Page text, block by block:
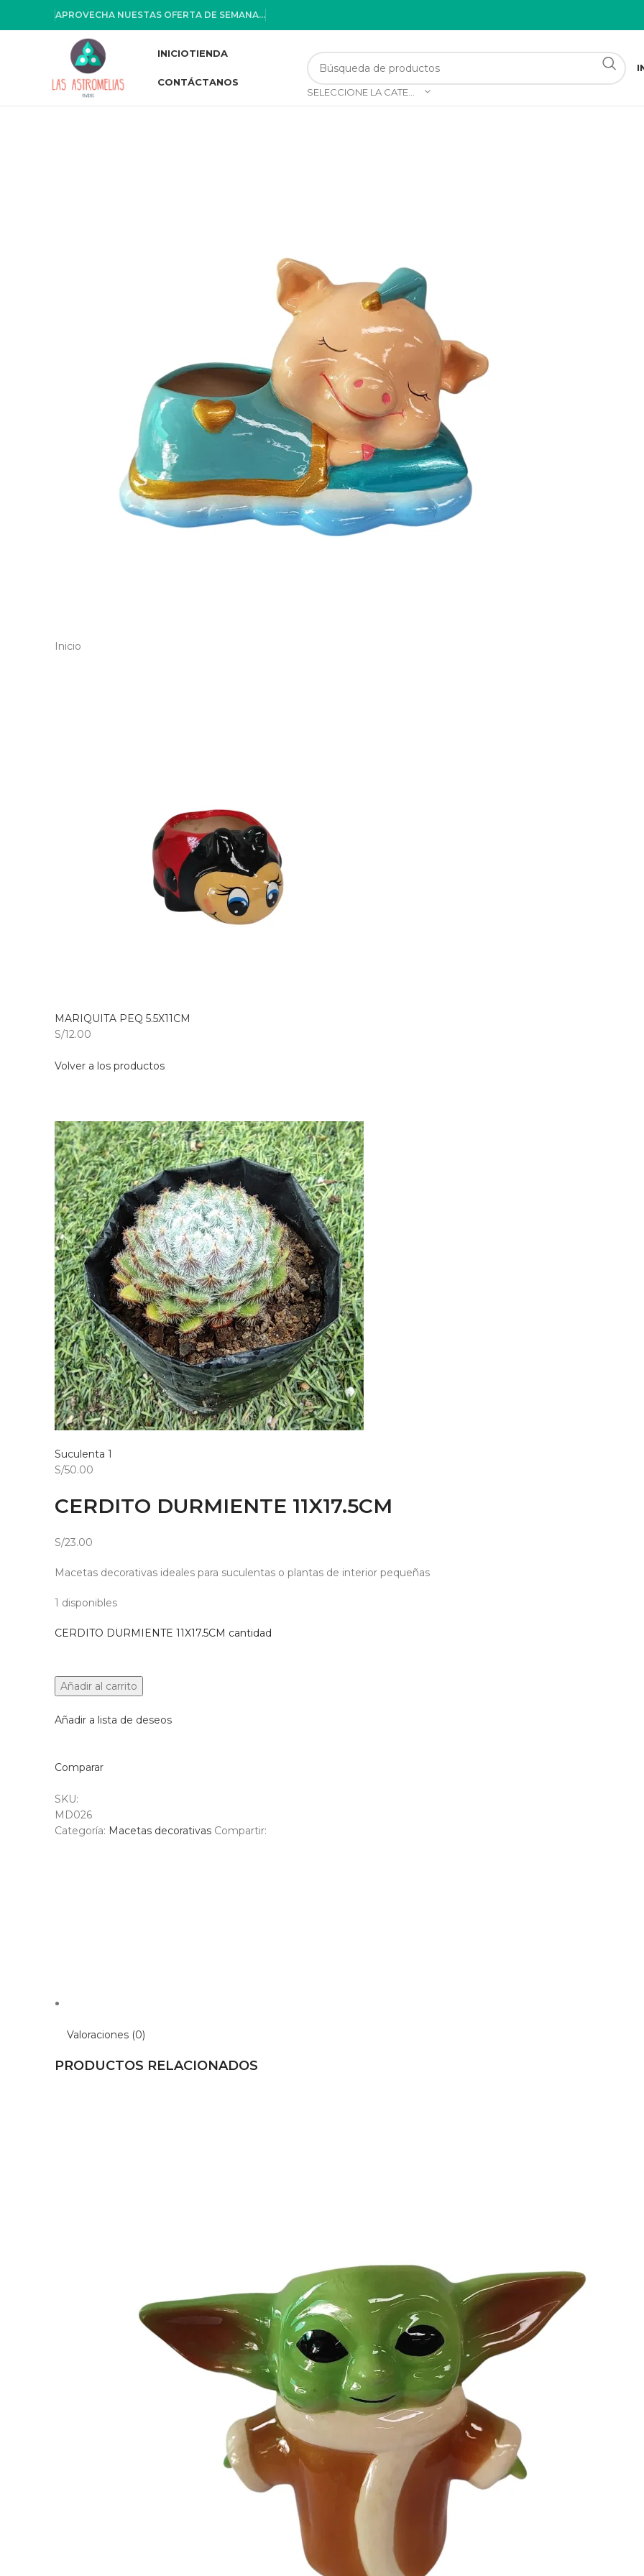
APROVECHA NUESTAS OFERTA DE SEMANA...
INICIOTIENDA
CONTÁCTANOS
Inicio
MARIQUITA PEQ 5.5X11CM
S/12.00
Volver a los productos
Suculenta 1
S/50.00
CERDITO DURMIENTE 11X17.5CM
S/23.00
Macetas decorativas ideales para suculentas o plantas de interior pequeñas
1 disponibles
CERDITO DURMIENTE 11X17.5CM cantidad
Añadir al carrito
Añadir a lista de deseos
Comparar
SKU:
MD026
Categoría: Macetas decorativas Compartir:
Valoraciones (0)
PRODUCTOS RELACIONADOS